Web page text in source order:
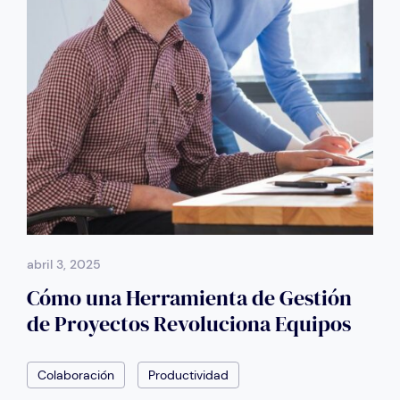
abril 3, 2025
Cómo una Herramienta de Gestión
de Proyectos Revoluciona Equipos
Colaboración Productividad